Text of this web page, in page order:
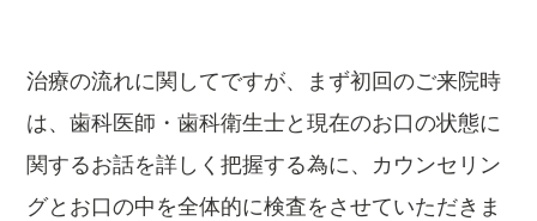
治療の流れに関してですが、まず初回のご来院時
は、歯科医師・歯科衛生士と現在のお口の状態に
関するお話を詳しく把握する為に、カウンセリン
グとお口の中を全体的に検査をさせていただきま